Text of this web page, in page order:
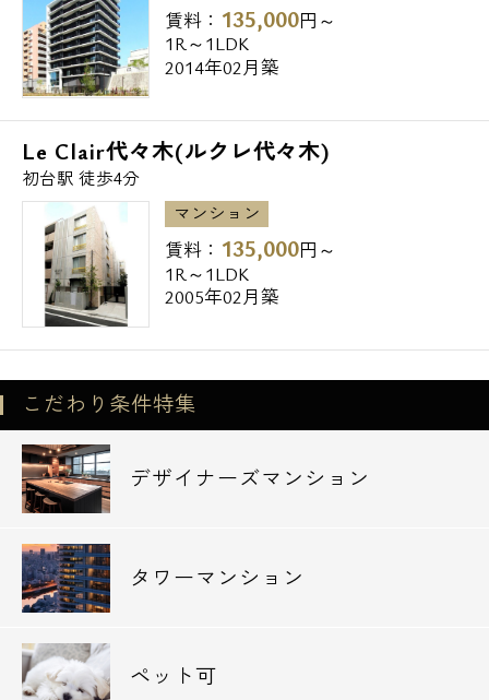
賃料： 135,000円～
1R～1LDK
2014年02月築
Le Clair代々木(ルクレ代々木)
初台駅 徒歩4分
マンション
賃料： 135,000円～
1R～1LDK
2005年02月築
こだわり条件特集
デザイナーズマンション
タワーマンション
ペット可